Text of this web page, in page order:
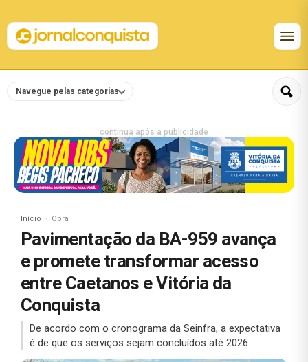
Navegue pelas categorias
continua após a publicidade
Início Obra
Pavimentação da BA-959 avança
e promete transformar acesso
entre Caetanos e Vitória da
Conquista
De acordo com o cronograma da Seinfra, a expectativa
é de que os serviços sejam concluídos até 2026.